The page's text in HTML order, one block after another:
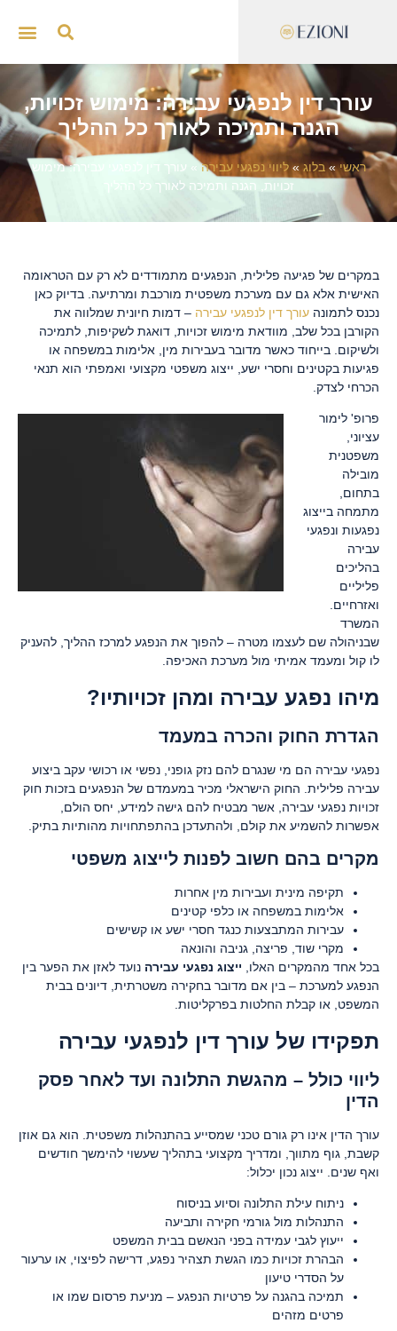
עורך דין לנפגעי עבירה: מימוש זכויות,
הגנה ותמיכה לאורך כל ההליך
ראשי»בלוג»ליווי נפגעי עבירה» עורך דין לנפגעי עבירה: מימוש
זכויות, הגנה ותמיכה לאורך כל ההליך
במקרים של פגיעה פלילית, הנפגעים מתמודדים לא רק עם הטראומה
האישית אלא גם עם מערכת משפטית מורכבת ומרתיעה. בדיוק כאן
נכנס לתמונה עורך דין לנפגעי עבירה – דמות חיונית שמלווה את
הקורבן בכל שלב, מוודאת מימוש זכויות, דואגת לשקיפות, לתמיכה
ולשיקום. בייחוד כאשר מדובר בעבירות מין, אלימות במשפחה או
פגיעות בקטינים וחסרי ישע, ייצוג משפטי מקצועי ואמפתי הוא תנאי
הכרחי לצדק.
פרופ' לימור
עציוני,
משפטנית
מובילה
בתחום,
מתמחה בייצוג
נפגעות ונפגעי
עבירה
בהליכים
פליליים
ואזרחיים.
המשרד
שבניהולה שם לעצמו מטרה – להפוך את הנפגע למרכז ההליך, להעניק
לו קול ומעמד אמיתי מול מערכת האכיפה.
מיהו נפגע עבירה ומהן זכויותיו?
הגדרת החוק והכרה במעמד
נפגעי עבירה הם מי שנגרם להם נזק גופני, נפשי או רכושי עקב ביצוע
עבירה פלילית. החוק הישראלי מכיר במעמדם של הנפגעים בזכות חוק
זכויות נפגעי עבירה, אשר מבטיח להם גישה למידע, יחס הולם,
אפשרות להשמיע את קולם, ולהתעדכן בהתפתחויות מהותיות בתיק.
מקרים בהם חשוב לפנות לייצוג משפטי
תקיפה מינית ועבירות מין אחרות
אלימות במשפחה או כלפי קטינים
עבירות המתבצעות כנגד חסרי ישע או קשישים
מקרי שוד, פריצה, גניבה והונאה
בכל אחד מהמקרים האלו, ייצוג נפגעי עבירה נועד לאזן את הפער בין
הנפגע למערכת – בין אם מדובר בחקירה משטרתית, דיונים בבית
המשפט, או קבלת החלטות בפרקליטות.
תפקידו של עורך דין לנפגעי עבירה
ליווי כולל – מהגשת התלונה ועד לאחר פסק
הדין
עורך הדין אינו רק גורם טכני שמסייע בהתנהלות משפטית. הוא גם אוזן
קשבת, גוף מתווך, ומדריך מקצועי בתהליך שעשוי להימשך חודשים
ואף שנים. ייצוג נכון יכלול:
ניתוח עילת התלונה וסיוע בניסוח
התנהלות מול גורמי חקירה ותביעה
ייעוץ לגבי עמידה בפני הנאשם בבית המשפט
הבהרת זכויות כמו הגשת תצהיר נפגע, דרישה לפיצוי, או ערעור
על הסדרי טיעון
תמיכה בהגנה על פרטיות הנפגע – מניעת פרסום שמו או
פרטים מזהים